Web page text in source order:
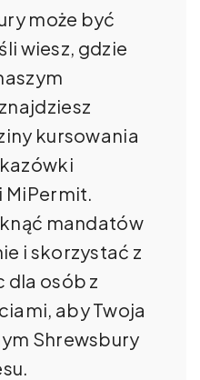
może być
wiesz, gdzie
kursowania
mandatów
i skorzystać z
dla osób z
aby Twoja
Shrewsbury